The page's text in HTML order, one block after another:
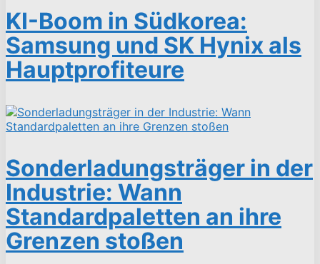
KI-Boom in Südkorea:
Samsung und SK Hynix als
Hauptprofiteure
Sonderladungsträger in der
Industrie: Wann
Standardpaletten an ihre
Grenzen stoßen